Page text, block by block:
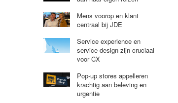
Mens voorop en klant
centraal bij JDE
Service experience en
service design zijn cruciaal
voor CX
Pop-up stores appelleren
krachtig aan beleving en
urgentie